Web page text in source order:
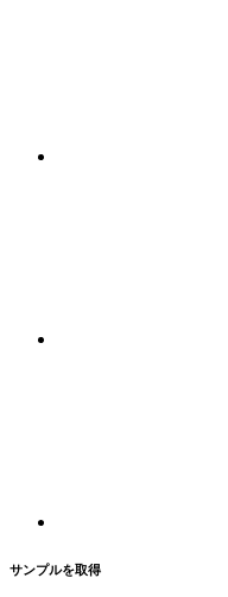
サンプルを取得